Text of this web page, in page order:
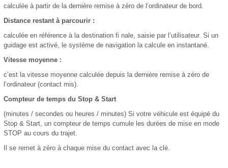
calculée à partir de la dernière remise à zéro de l’ordinateur de bord.
Distance restant à parcourir :
calculée en référence à la destination fi nale, saisie par l’utilisateur. Si un
guidage est activé, le système de navigation la calcule en instantané.
Vitesse moyenne :
c’est la vitesse moyenne calculée depuis la dernière remise à zéro de
l’ordinateur (contact mis).
Compteur de temps du Stop & Start
(minutes / secondes ou heures / minutes) Si votre véhicule est équipé du
Stop & Start, un compteur de temps cumule les durées de mise en mode
STOP au cours du trajet.
Il se remet à zéro à chaque mise du contact avec la clé.